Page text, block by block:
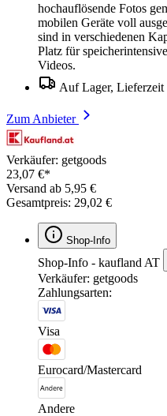
hochauflösende Fotos
mobilen Geräte voll
sind in verschiedenen
Platz für
Videos.
Auf Lager, Lieferzeit
Zum Anbieter
Verkäufer: getgoods
23,07 €*
Versand ab 5,95 €
Gesamtpreis: 29,02 €
Shop-Info
Shop-Info - kaufland AT
Verkäufer: getgoods
Zahlungsarten:
Visa
Eurocard/Mastercard
Andere